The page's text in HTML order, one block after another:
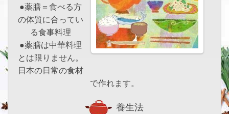
●薬膳＝食べる方
の体質に合ってい
る食事料理
●薬膳は中華料理
とは限りません。
日本の日常の食材
で作れます。
養生法